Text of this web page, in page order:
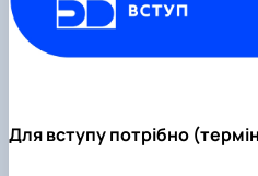
Для вступу потрібно